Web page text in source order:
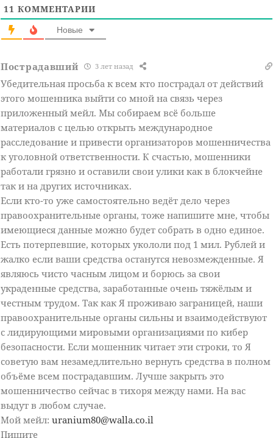
11 КОММЕНТАРИИ
Новые
Пострадавший 3 лет назад
Убедительная просьба к всем кто пострадал от действий
этого мошенника выйти со мной на связь через
приложенный мейл. Мы собираем всё больше
материалов с целью открыть международное
расследование и привести организаторов мошенничества
к уголовной ответственности. К счастью, мошенники
работали грязно и оставили свои улики как в блокчейне
так и на других источниках.
Если кто-то уже самостоятельно ведёт дело через
правоохранительные органы, тоже напишите мне, чтобы
имеющиеся данные можно будет собрать в одно единое.
Есть потерпевшие, которых укололи под 1 мил. Рублей и
жалко если ваши средства останутся невозмежденные. Я
являюсь чисто часным лицом и борюсь за свои
украденные средства, заработанные очень тяжёлым и
честным трудом. Так как Я проживаю заграницей, наши
правоохранительные органы сильны и взаимодействуют
с лидирующими мировыми организациями по кибер
безопасности. Если мошенник читает эти строки, то Я
советую вам незамедлительно вернуть средства в полном
объёме всем пострадавшим. Лучше закрыть это
мошенничество сейчас в тихоря между нами. На вас
выдут в любом случае.
Мой мейл: uranium80@walla.co.il
Пишите